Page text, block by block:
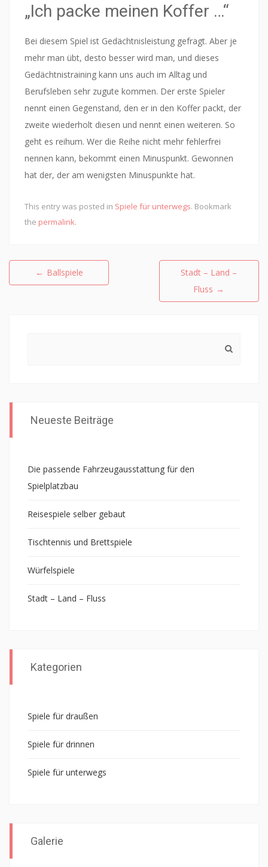
„Ich packe meinen Koffer …“
Bei diesem Spiel ist Gedächtnisleistung gefragt. Aber je
mehr man übt, desto besser wird man, und dieses
Gedächtnistraining kann uns auch im Alltag und
Berufsleben sehr zugute kommen. Der erste Spieler
nennt einen Gegenstand, den er in den Koffer packt, der
zweite wiederholt diesen und nennt einen weiteren. So
geht es reihum. Wer die Reihe nicht mehr fehlerfrei
nennen kann, bekommt einen Minuspunkt. Gewonnen
hat der, der am wenigsten Minuspunkte hat.
This entry was posted in Spiele für unterwegs. Bookmark
the permalink.
Beitragsnavigation
← Ballspiele
Stadt – Land –
Fluss →
Neueste Beiträge
Die passende Fahrzeugausstattung für den
Spielplatzbau
Reisespiele selber gebaut
Tischtennis und Brettspiele
Würfelspiele
Stadt – Land – Fluss
Kategorien
Spiele für draußen
Spiele für drinnen
Spiele für unterwegs
Galerie